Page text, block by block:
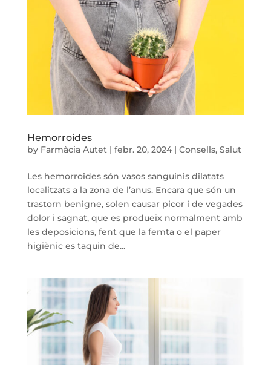
Hemorroides
by Farmàcia Autet| febr. 20, 2024| Consells, Salut
Les hemorroides són vasos sanguinis dilatats
localitzats a la zona de l’anus. Encara que són un
trastorn benigne, solen causar picor i de vegades
dolor i sagnat, que es produeix normalment amb
les deposicions, fent que la femta o el paper
higiènic es taquin de...